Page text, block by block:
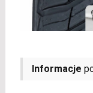
Informacje